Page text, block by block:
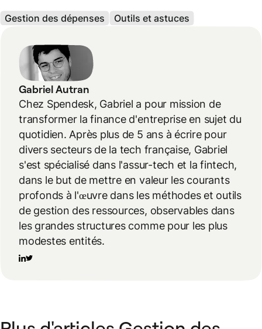
Gestion des dépenses Outils et astuces
Gabriel Autran
Chez Spendesk, Gabriel a pour mission de
transformer la finance d'entreprise en sujet du
quotidien. Après plus de 5 ans à écrire pour
divers secteurs de la tech française, Gabriel
s'est spécialisé dans l'assur-tech et la fintech,
dans le but de mettre en valeur les courants
profonds à l'œuvre dans les méthodes et outils
de gestion des ressources, observables dans
les grandes structures comme pour les plus
modestes entités.